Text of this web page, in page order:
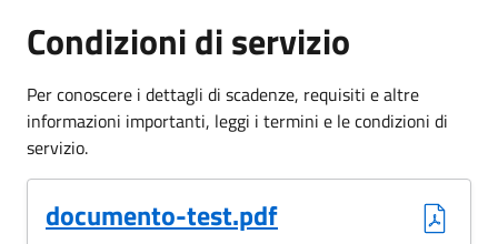
Condizioni di servizio
Per conoscere i dettagli di scadenze, requisiti e altre
informazioni importanti, leggi i termini e le condizioni di
servizio.
documento-test.pdf
(Formato PDF, 0.03 MB)